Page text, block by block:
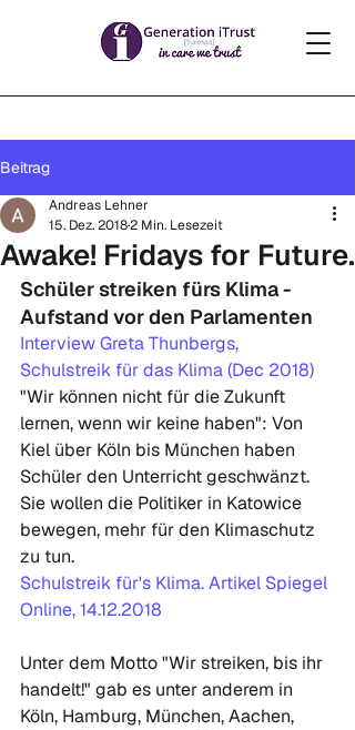
Beitrag
Awake! Fridays for Future.
Andreas Lehner
15. Dez. 20182 Min. Lesezeit
Schüler streiken fürs Klima -
Aufstand vor den Parlamenten
Interview Greta Thunbergs,
Schulstreik für das Klima (Dec 2018)
"Wir können nicht für die Zukunft
lernen, wenn wir keine haben": Von
Kiel über Köln bis München haben
Schüler den Unterricht geschwänzt.
Sie wollen die Politiker in Katowice
bewegen, mehr für den Klimaschutz
zu tun.
Schulstreik für's Klima. Artikel Spiegel
Online, 14.12.2018
Unter dem Motto "Wir streiken, bis ihr
handelt!" gab es unter anderem in
Köln, Hamburg, München, Aachen,